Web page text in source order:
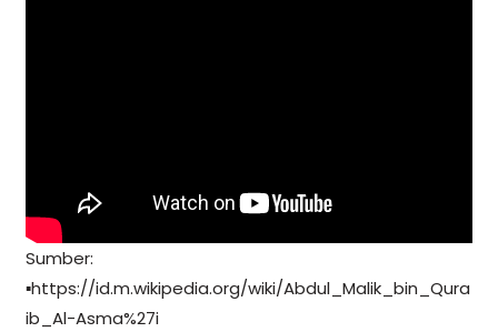
Sumber:
▪️https://id.m.wikipedia.org/wiki/Abdul_Malik_bin_Qura
ib_Al-Asma%27i